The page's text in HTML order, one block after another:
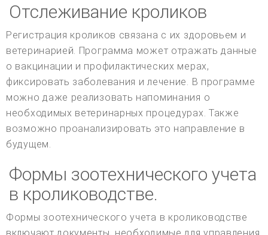
Отслеживание кроликов
Регистрация кроликов связана с их здоровьем и
ветеринарией. Программа может отражать данные
о вакцинации и профилактических мерах,
фиксировать заболевания и лечение. В программе
можно даже реализовать напоминания о
необходимых ветеринарных процедурах. Также
возможно проанализировать это направление в
будущем.
Формы зоотехнического учета
в кролиководстве.
Формы зоотехнического учета в кролиководстве
включают документы, необходимые для управления